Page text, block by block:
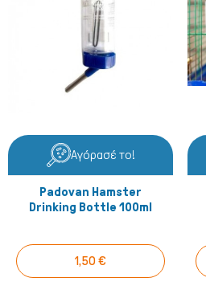
Αγόρασέ το!
Padovan Hamster
Drinking Bottle 100ml
1,50 €